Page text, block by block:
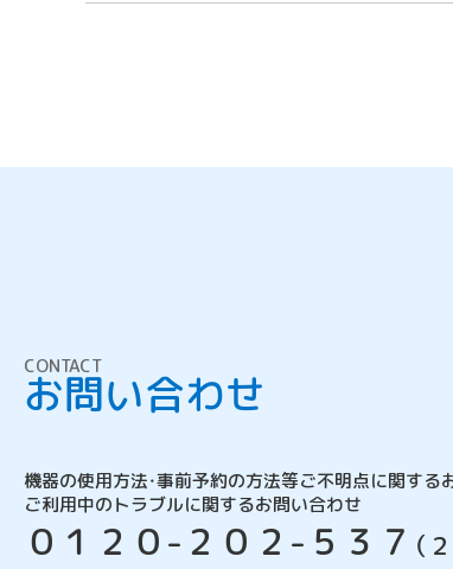
CONTACT
お問い合わせ
機器の使用方法・事前予約の方法等ご不明点に関する
ご利用中のトラブルに関するお問い合わせ
０１２０-２０２-５３７ （